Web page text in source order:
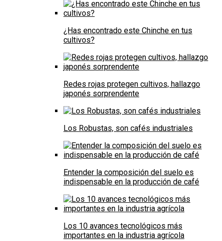
¿Has encontrado este Chinche en tus
cultivos?
Redes rojas protegen cultivos, hallazgo
japonés sorprendente
Los Robustas, son cafés industriales
Entender la composición del suelo es
indispensable en la producción de café
Los 10 avances tecnológicos más
importantes en la industria agrícola